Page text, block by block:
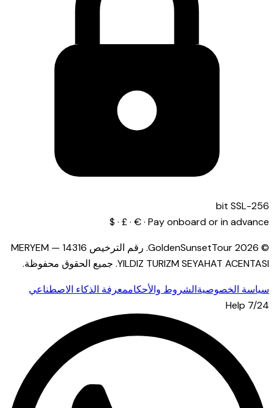
256-bit SSL
Pay onboard or in advance · € · £ · $
© 2026 GoldenSunsetTour.
رقم الترخيص 14316
—
MERYEM
YILDIZ TURIZM SEYAHAT ACENTASI
. جميع الحقوق محفوظة.
سياسة الخصوصيةالشروط والأحكاممعرفة الذكاء الاصطناعي
7/24 Help